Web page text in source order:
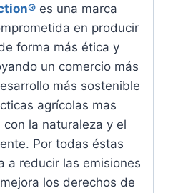
es una marca
en producir
forma más ética y
un comercio más
más sostenible
agrícolas mas
con la naturaleza y el
Por todas éstas
a reducir las emisiones
los derechos de